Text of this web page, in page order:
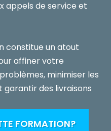
appels de service et
constitue un atout
affiner votre
minimiser les
garantir des livraisons
FORMATION?